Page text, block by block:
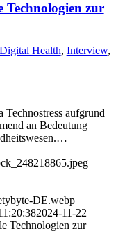
Technologien zur
Digital Health, Interview,
Technostress aufgrund
an Bedeutung
DE.webp
2024-11-22
Technologien zur